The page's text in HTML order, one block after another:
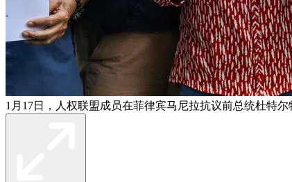
1月17日，人权联盟成员在菲律宾马尼拉抗议前总统杜特尔